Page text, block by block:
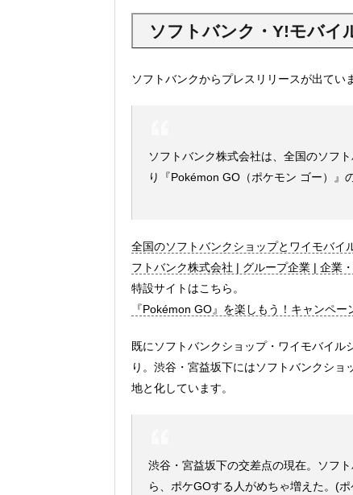
ソフトバンク・Y!モバイ
ソフトバンクからプレスリリースが出てい
ソフトバンク株式会社は、全国のソフ
り『Pokémon GO（ポケモン ゴー）』
全国のソフトバンクショップとワイモバイ
フトバンク株式会社 | グループ企業 | 企業
特設サイトはこちら。
『Pokémon GO』を楽しもう！キャンペー
既にソフトバンクショップ・ワイモバイ
り。渋谷・宮益坂下にはソフトバンクシ
地と化しています。
渋谷・宮益坂下の交差点の現在。ソフ
ら、ポケGOする人がめちゃ増えた。(